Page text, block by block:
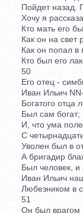
Пойдет назад.
Хочу я
Кто мать его
Как он на свет
Как он попал в
Кто был его
50
Его отец -
Иван Ильич
Богатого отца
Был сам богат;
И, что ума
С
Уволен был в
А бригадир
Был человек, и
Иван Ильич
Любезником в
51
Он был врагом